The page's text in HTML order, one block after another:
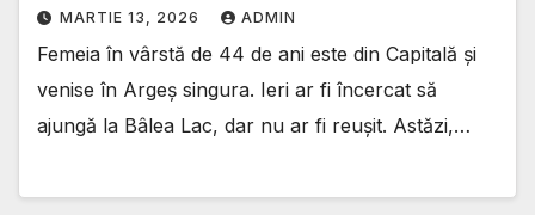
MARTIE 13, 2026 ADMIN
Femeia în vârstă de 44 de ani este din Capitală și
venise în Argeș singura. Ieri ar fi încercat să
ajungă la Bâlea Lac, dar nu ar fi reușit. Astăzi,…